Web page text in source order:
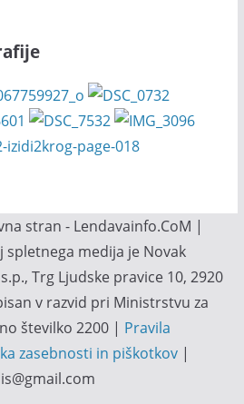
stran - Lendavainfo.CoM |
spletnega medija je Novak
Trg Ljudske pravice 10, 2920
v razvid pri Ministrstvu za
številko 2200 | Pravila
zasebnosti in piškotkov|